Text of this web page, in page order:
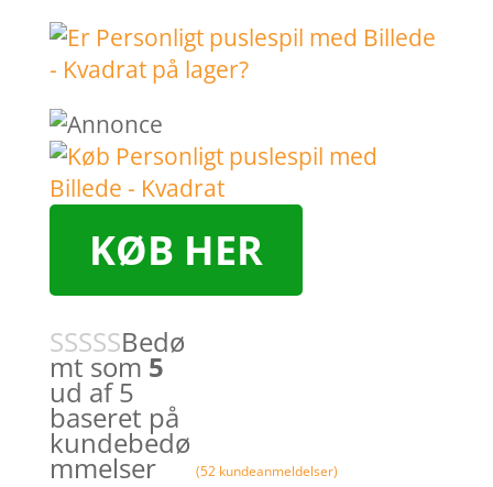
KØB HER
Bedø
mt som 5
ud af 5
baseret på
kundebedø
mmelser (52 kundeanmeldelser)